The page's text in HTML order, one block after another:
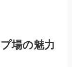
場の魅力